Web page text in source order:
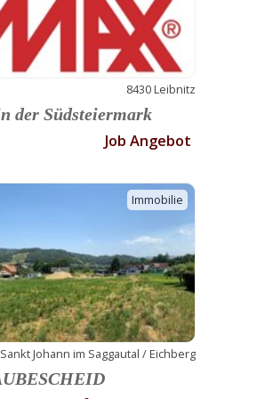
8430 Leibnitz
der Südsteiermark
Job Angebot
Immobilie
Johann im Saggautal / Eichberg